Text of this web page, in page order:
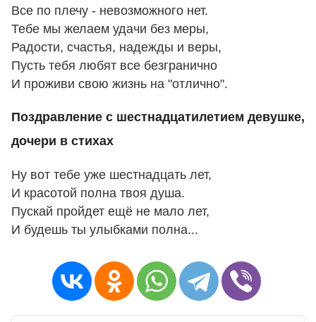
Все по плечу - невозможного нет.
Тебе мы желаем удачи без меры,
Радости, счастья, надежды и веры,
Пусть тебя любят все безгранично
И проживи свою жизнь на "отлично".
Поздравление с шестнадцатилетием девушке,
дочери в стихах
Ну вот тебе уже шестнадцать лет,
И красотой полна твоя душа.
Пускай пройдет ещё не мало лет,
И будешь ты улыбками полна...